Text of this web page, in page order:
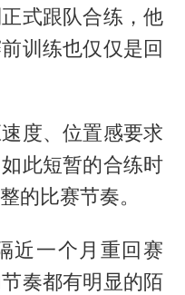
式跟队合练，他
训练也仅仅是回
度、位置感要求
此短暂的合练时
的比赛节奏。
近一个月重回赛
奏都有明显的陌